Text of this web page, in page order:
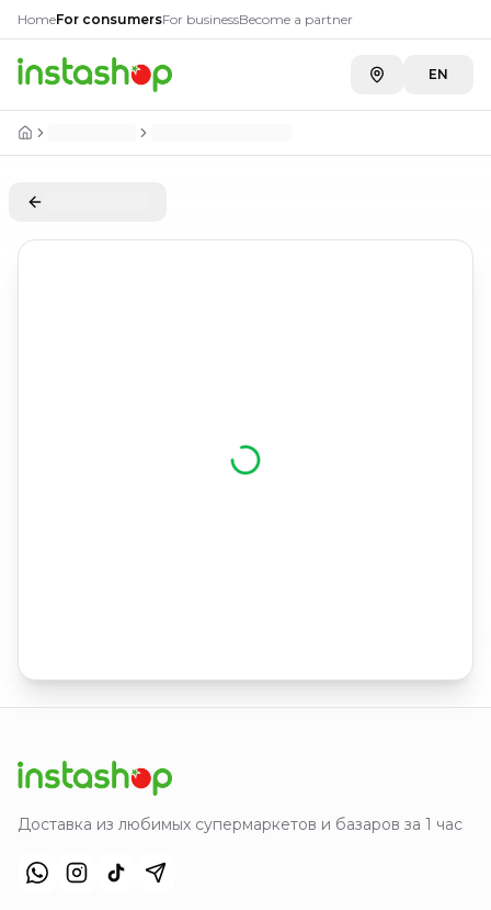
HomeFor consumersFor businessBecome a partner
EN
Доставка из любимых супермаркетов и базаров за 1 час